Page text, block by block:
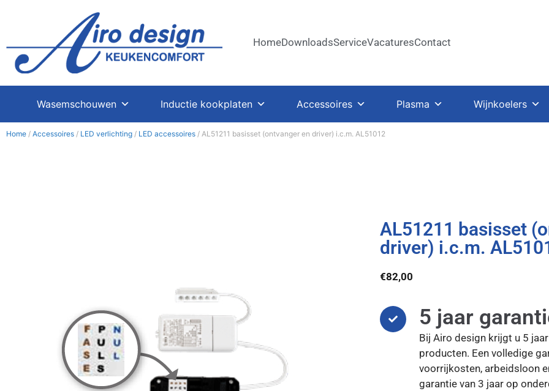
HomeDownloadsServiceVacaturesContact
Wasemschouwen Inductie kookplaten Accessoires Plasma Wijnkoelers
Home / Accessoires / LED verlichting / LED accessoires / AL51211 basisset (ontvanger en driver) i.c.m. AL51012
AL51211 basisset
driver) i.c.m.
€82,00
5 jaar
Bij Airo design krijgt u 5
producten. Een volledige
voorrijkosten, arbeidsloon
garantie van 3 jaar op